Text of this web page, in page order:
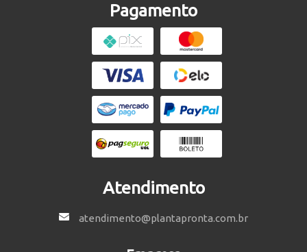
Pagamento
Atendimento
atendimento@plantapronta.com.br